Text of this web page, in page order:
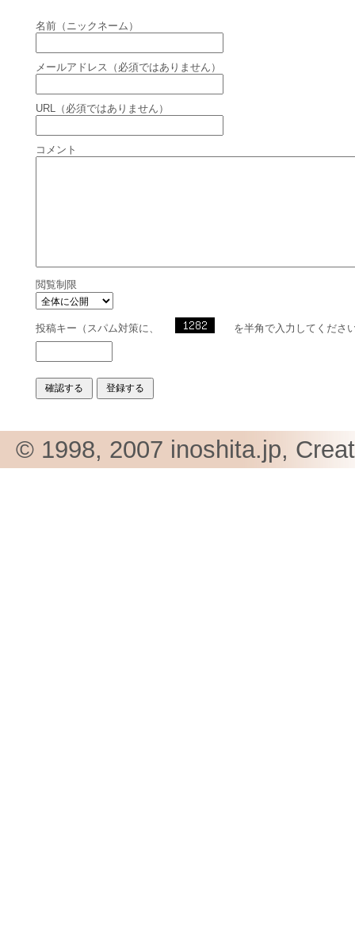
名前（ニックネーム）
メールアドレス（必須ではありません）
URL（必須ではありません）
コメント
閲覧制限
投稿キー（スパム対策に、 を半角で入力してくださ
© 1998, 2007 inoshita.jp,